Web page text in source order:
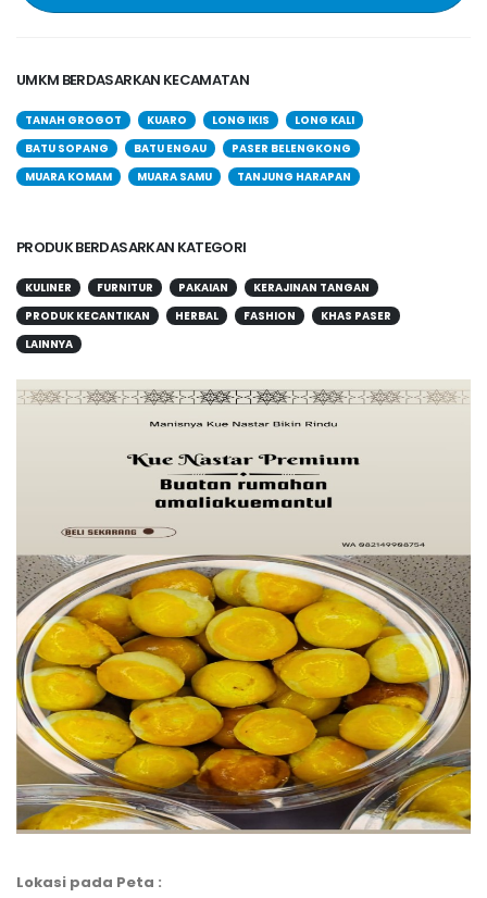
UMKM BERDASARKAN KECAMATAN
TANAH GROGOT KUARO LONG IKIS
LONG KALI
BATU SOPANG
BATU ENGAU
PASER BELENGKONG
MUARA KOMAM
MUARA SAMU TANJUNG HARAPAN
PRODUK BERDASARKAN KATEGORI
KULINER FURNITUR PAKAIAN
KERAJINAN TANGAN
PRODUK KECANTIKAN
HERBAL FASHION
KHAS PASER
LAINNYA
Lokasi pada Peta :